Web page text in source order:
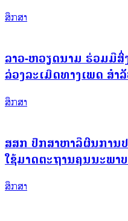
ສຶກສາ
ລາວ-ຫວຽດນາມ ຮ່ວມມື
ລ່ວງລະເມີດທາງເພດ ສຳ
ສຶກສາ
ສສກ ປຶກສາຫາລືຜົນການ
ໃຊ້ມາດຕະຖານຄຸນນະພ
ສຶກສາ